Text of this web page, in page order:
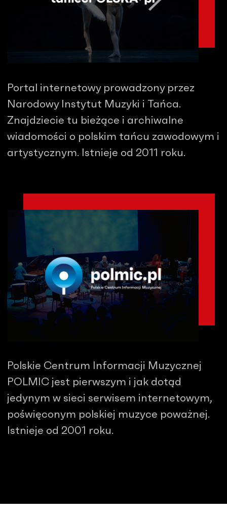
Portal internetowy prowadzony przez
Narodowy Instytut Muzyki i Tańca.
Znajdziecie tu bieżące i archiwalne
wiadomości o polskim tańcu zawodowym i
artystycznym. Istnieje od 2011 roku.
Polskie Centrum Informacji Muzycznej
POLMIC jest pierwszym i jak dotąd
jedynym w sieci serwisem internetowym,
poświęconym polskiej muzyce poważnej.
Istnieje od 2001 roku.